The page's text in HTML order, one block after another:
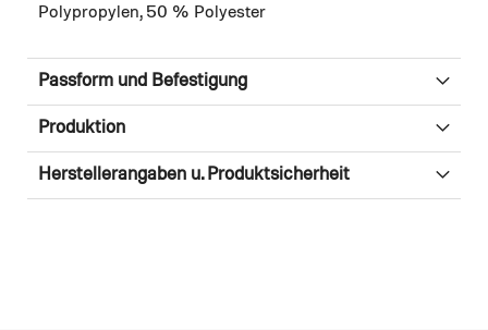
Polypropylen, 50 % Polyester
Passform und Befestigung
Produktion
Herstellerangaben u. Produktsicherheit